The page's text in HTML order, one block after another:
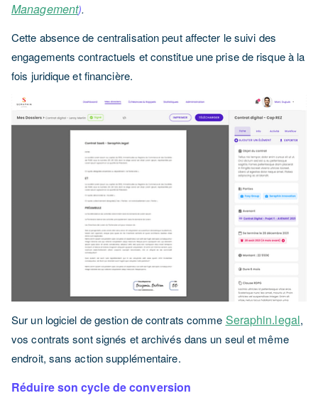
Management).
Cette absence de centralisation peut affecter le suivi des
engagements contractuels et constitue une prise de risque à la
fois juridique et financière.
Sur un logiciel de gestion de contrats comme Seraphin.legal,
vos contrats sont signés et archivés dans un seul et même
endroit, sans action supplémentaire.
Réduire son cycle de conversion